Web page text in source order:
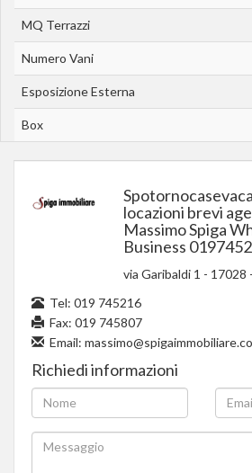
MQ Terrazzi
Numero Vani
Esposizione Esterna
Box
locazioni brevi
Massimo Spiga
Business
via Garibaldi 1 - 17028 -
Tel: 019 745216
Fax: 019 745807
Email:
Richiedi informazioni